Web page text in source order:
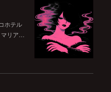
ホテル
マリア…